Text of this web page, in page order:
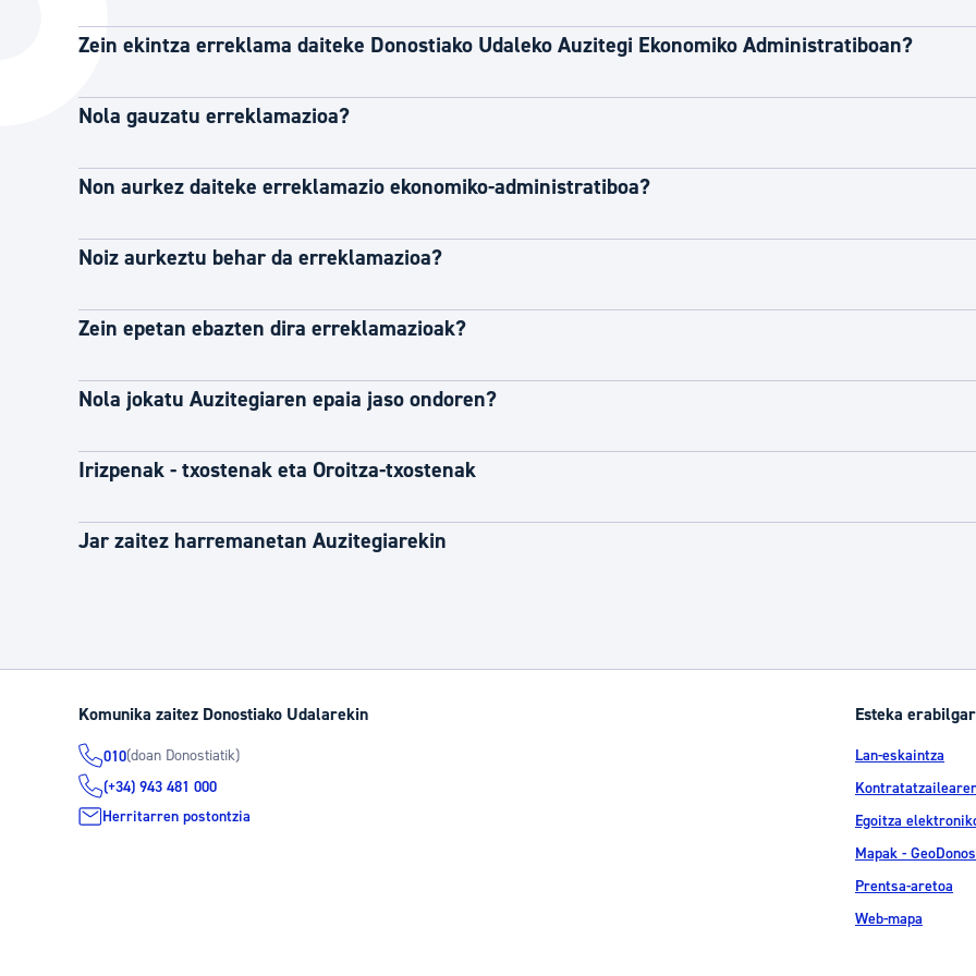
Hiria
Hiria ezagutu
Aktualitatea
Abisuak
Udal administrazioa
Egutegi fiskala
Zein ekintza erreklama daiteke Donostiako Udaleko Auzitegi Ekonomiko Administratiboan?
Nola gauzatu erreklamazioa?
Non aurkez daiteke erreklamazio ekonomiko-administratiboa?
Noiz aurkeztu behar da erreklamazioa?
Zein epetan ebazten dira erreklamazioak?
Nola jokatu Auzitegiaren epaia jaso ondoren?
Irizpenak - txostenak eta Oroitza-txostenak
Jar zaitez harremanetan Auzitegiarekin
Komunika zaitez Donostiako Udalarekin
010(doan Donostiatik)
(+34) 943 481 000
Herritarren postontzia
Esteka
Lan-eskaintza
Egoitza
Mapak -
Prentsa-aretoa
Web-mapa